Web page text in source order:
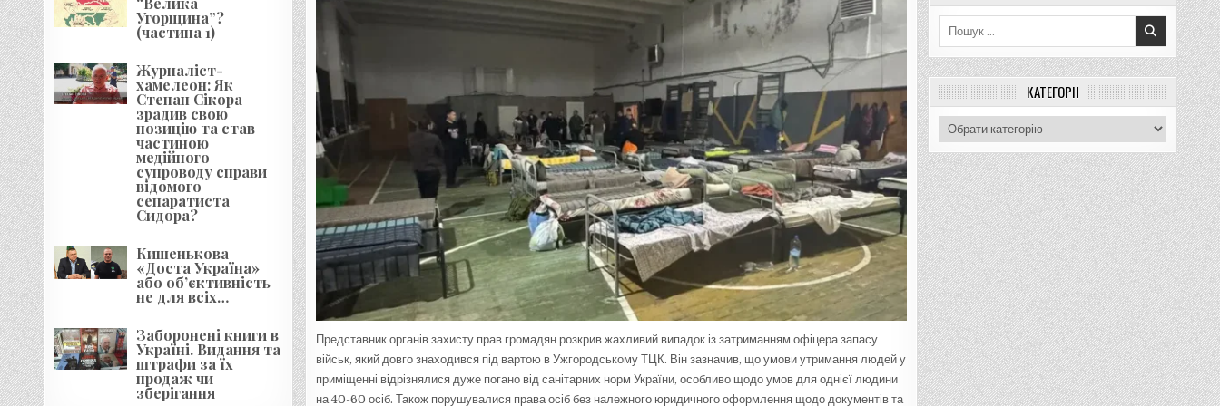
Угорщина”?
(частина 1)
Журналіст-
хамелеон: Як
Степан Сікора
зрадив свою
позицію та став
частиною
медійного
супроводу справи
відомого
сепаратиста
Сидора?
Кишенькова
«Доста Україна»
або об’єктивність
не для всіх…
Заборонені книги в
Україні. Видання та
штрафи за їх
продаж чи
зберігання
Представник органів захисту прав громадян розкрив жахливий випадок із затриманням офіцера запасу
військ, який довго знаходився під вартою в Ужгородському ТЦК. Він зазначив, що умови утримання людей у
приміщенні відрізнялися дуже погано від санітарних норм України, особливо щодо умов для однієї людини
на 40-60 осіб. Також порушувалися права осіб без належного юридичного оформлення щодо документів та
КАТЕГОРІЇ
Категорії